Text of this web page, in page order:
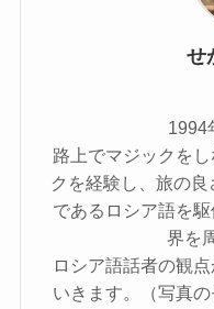
せ
1994
路上でマジックを
クを経験し、旅の
であるロシア語を
界を
ロシア語話者の観
いきます。（写真